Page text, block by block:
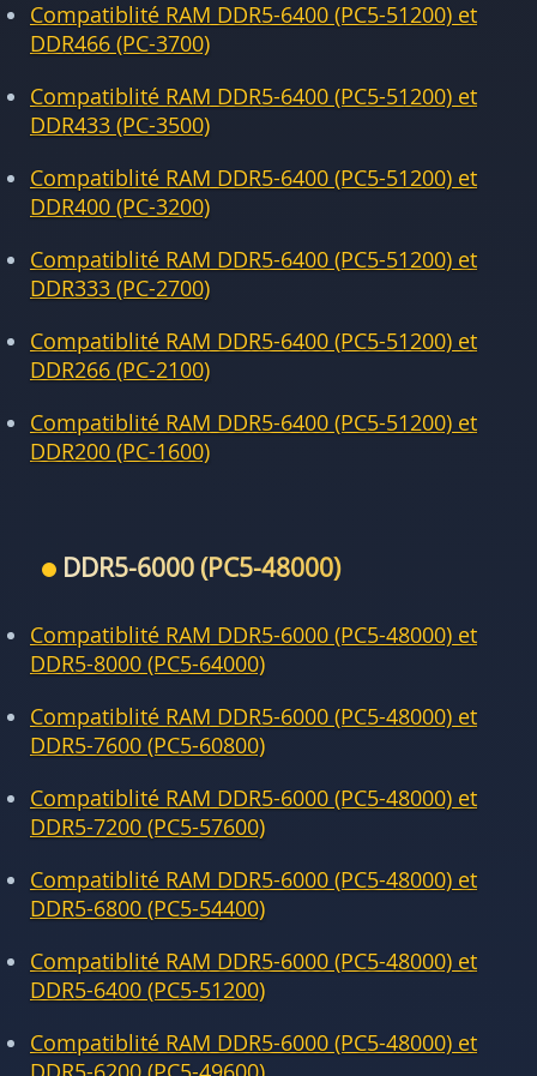
Compatiblité RAM DDR5-6400 (PC5-51200) et
DDR466 (PC-3700)
Compatiblité RAM DDR5-6400 (PC5-51200) et
DDR433 (PC-3500)
Compatiblité RAM DDR5-6400 (PC5-51200) et
DDR400 (PC-3200)
Compatiblité RAM DDR5-6400 (PC5-51200) et
DDR333 (PC-2700)
Compatiblité RAM DDR5-6400 (PC5-51200) et
DDR266 (PC-2100)
Compatiblité RAM DDR5-6400 (PC5-51200) et
DDR200 (PC-1600)
DDR5-6000 (PC5-48000)
Compatiblité RAM DDR5-6000 (PC5-48000) et
DDR5-8000 (PC5-64000)
Compatiblité RAM DDR5-6000 (PC5-48000) et
DDR5-7600 (PC5-60800)
Compatiblité RAM DDR5-6000 (PC5-48000) et
DDR5-7200 (PC5-57600)
Compatiblité RAM DDR5-6000 (PC5-48000) et
DDR5-6800 (PC5-54400)
Compatiblité RAM DDR5-6000 (PC5-48000) et
DDR5-6400 (PC5-51200)
Compatiblité RAM DDR5-6000 (PC5-48000) et